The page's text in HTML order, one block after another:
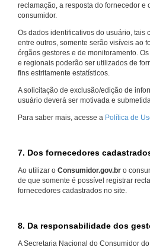
reclamação, a resposta do fornecedor e
consumidor.
Os dados identificativos do usuário, tais
entre outros, somente serão visíveis ao
órgãos gestores e de monitoramento.
e regionais poderão ser utilizados de
fins estritamente estatísticos.
A solicitação de exclusão/edição de
usuário deverá ser motivada e
Para saber mais, acesse a Política de
7. Dos fornecedores
Ao utilizar o Consumidor.gov.br o
de que somente é possível registrar
fornecedores cadastrados no site.
8. Da responsabilidade dos
A Secretaria Nacional do Consumidor